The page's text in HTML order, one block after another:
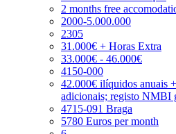
2 months free
2000-5.000.000
2305
31.000€ + Horas Extra
33.000€ - 46.000€
4150-000
42.000€ ilíquidos anuais
adicionais; registo NMBI
4715-091 Braga
5780 Euros per month